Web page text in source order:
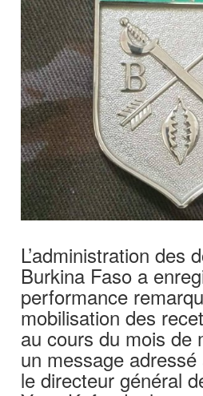
L’administration des
Burkina Faso a
performance
mobilisation des
au cours du mois de
un message
le directeur général